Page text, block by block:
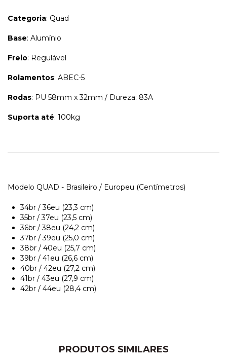
Categoria: Quad
Base: Alumínio
Freio: Regulável
Rolamentos: ABEC-5
Rodas: PU 58mm x 32mm / Dureza: 83A
Suporta até: 100kg
Modelo QUAD - Brasileiro / Europeu (Centímetros)
34br / 36eu (23,3 cm)
35br / 37eu (23,5 cm)
36br / 38eu (24,2 cm)
37br / 39eu (25,0 cm)
38br / 40eu (25,7 cm)
39br / 41eu (26,6 cm)
40br / 42eu (27,2 cm)
41br / 43eu (27,9 cm)
42br / 44eu (28,4 cm)
PRODUTOS SIMILARES